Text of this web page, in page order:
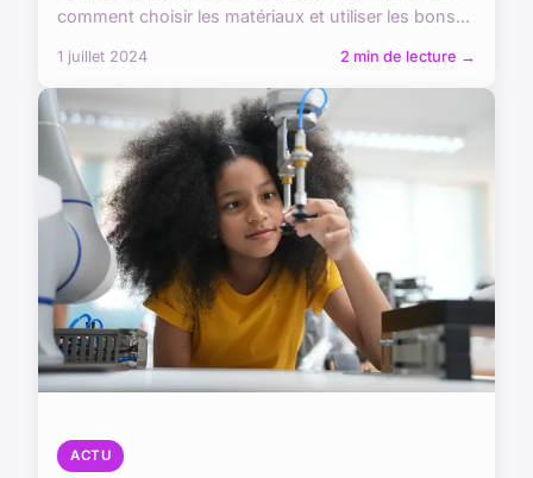
comment choisir les matériaux et utiliser les bons...
1 juillet 2024 2 min de lecture →
ACTU